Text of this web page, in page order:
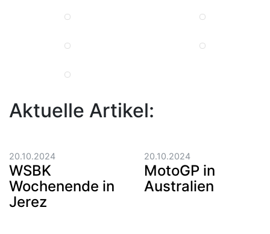
Aktuelle Artikel:
20.10.2024
WSBK
Wochenende in
Jerez
20.10.2024
MotoGP in
Australien